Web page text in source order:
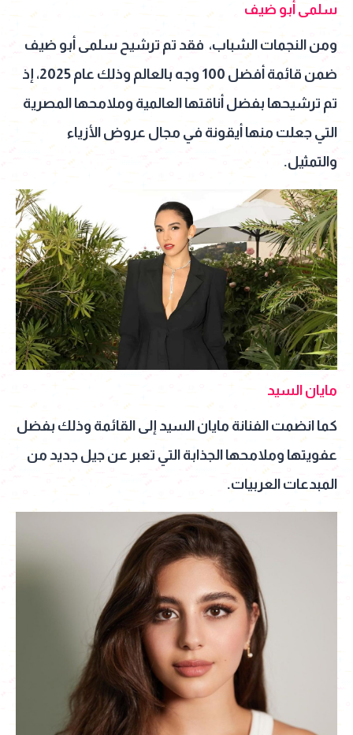
سلمى أبو ضيف
ومن النجمات الشباب، فقد تم ترشيح سلمى أبو ضيف
ضمن قائمة أفضل 100 وجه بالعالم وذلك عام 2025، إذ
تم ترشيحها بفضل أناقتها العالمية وملامحها المصرية
التي جعلت منها أيقونة في مجال عروض الأزياء
والتمثيل.
مايان السيد
كما انضمت الفنانة مايان السيد إلى القائمة وذلك بفضل
عفويتها وملامحها الجذابة التي تعبر عن جيل جديد من
المبدعات العربيات.